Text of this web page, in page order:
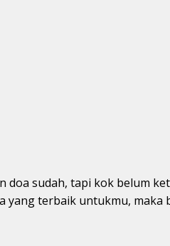
doa sudah, tapi kok belum
yang terbaik untukmu, maka